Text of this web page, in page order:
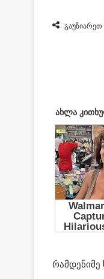
გაუზიარეთ
რამდენიმე